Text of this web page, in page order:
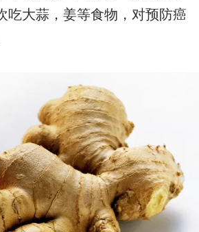
吃大蒜，姜等食物，对预防癌